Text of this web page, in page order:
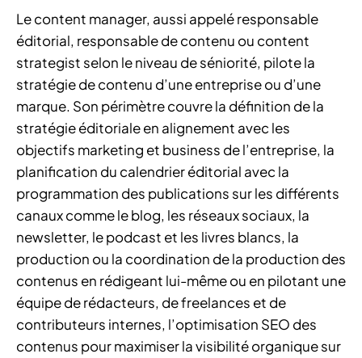
Le content manager, aussi appelé responsable
éditorial, responsable de contenu ou content
strategist selon le niveau de séniorité, pilote la
stratégie de contenu d’une entreprise ou d’une
marque. Son périmètre couvre la définition de la
stratégie éditoriale en alignement avec les
objectifs marketing et business de l’entreprise, la
planification du calendrier éditorial avec la
programmation des publications sur les différents
canaux comme le blog, les réseaux sociaux, la
newsletter, le podcast et les livres blancs, la
production ou la coordination de la production des
contenus en rédigeant lui-même ou en pilotant une
équipe de rédacteurs, de freelances et de
contributeurs internes, l’optimisation SEO des
contenus pour maximiser la visibilité organique sur